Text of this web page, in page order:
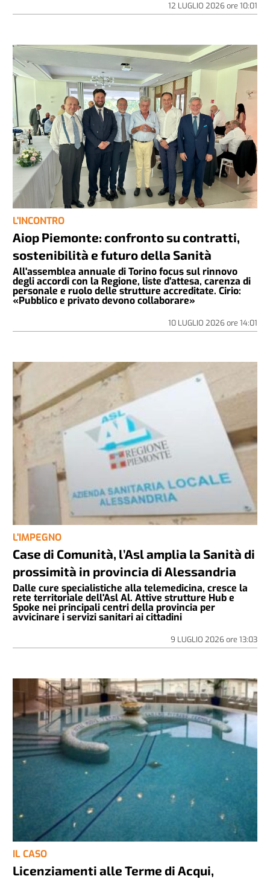
12 LUGLIO 2026ore 10:01
L'INCONTRO
Aiop Piemonte: confronto su contratti,
sostenibilità e futuro della Sanità
All'assemblea annuale di Torino focus sul rinnovo
degli accordi con la Regione, liste d'attesa, carenza di
personale e ruolo delle strutture accreditate. Cirio:
«Pubblico e privato devono collaborare»
10 LUGLIO 2026ore 14:01
L'IMPEGNO
Case di Comunità, l’Asl amplia la Sanità di
prossimità in provincia di Alessandria
Dalle cure specialistiche alla telemedicina, cresce la
rete territoriale dell'Asl Al. Attive strutture Hub e
Spoke nei principali centri della provincia per
avvicinare i servizi sanitari ai cittadini
9 LUGLIO 2026ore 13:03
IL CASO
Licenziamenti alle Terme di Acqui,